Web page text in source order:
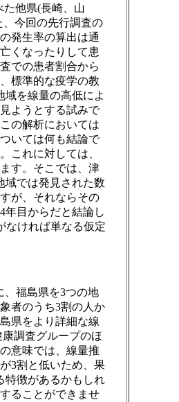
た他県(長崎、山
今回の先行調査の
発生率の算出は通
くなったりして患
での患者割合から
標準的な疫学の教
を線量の高低によ
ようとする試みで
の解析においては
いては何も結論で
これに対しては、
す。そこでは、津
域では発見された数
が、それならその
年目からだと結論し
なければ単なる仮定
、福島県を3つの地
者のうち3割の人か
県をより詳細な線
調査グループのほ
意味では、線量推
3割と低いため、果
特徴があるかもしれ
ることができませ